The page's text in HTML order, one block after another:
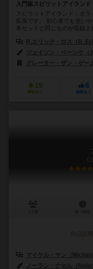
入門版スピリットアイランド
スピリットアイランド：ホ
拡張です。 初心者でも使い
本セットと同じものが収録さ
R.エリック・ロス（R.
ジェイソン・ベーンケ（
グレーター・ザン・ゲー
19
興味あり
6
経験あり
マイケル・ヤン（Michael
ノーラン・ナセル（